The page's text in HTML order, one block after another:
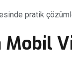
pratik
Mobil